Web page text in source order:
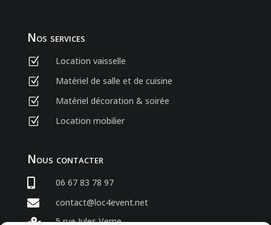
Nos services
Z Location vaisselle
Z Matériel de salle et de cuisine
Z Matériel décoration & soirée
Z Location mobilier
Nous contacter
 06 67 83 78 97
 contact@loc4event.net
5 rue Jules Verne